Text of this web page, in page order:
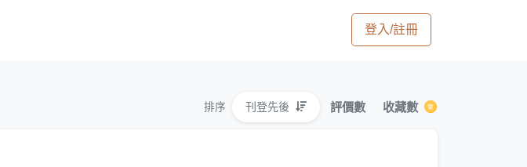
登入/註冊
排序 刊登先後 評價數 收藏數